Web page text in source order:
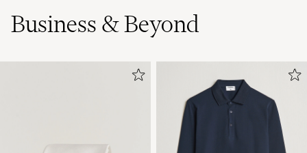
Business & Beyond